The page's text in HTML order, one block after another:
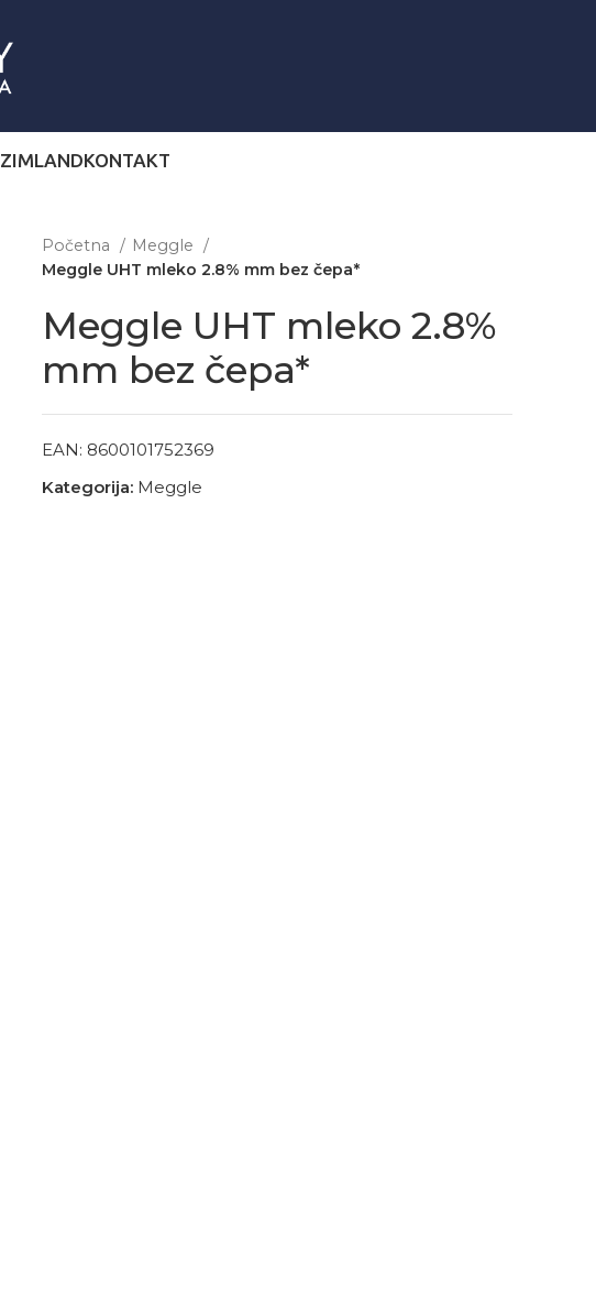
ZIMLANDKONTAKT
Početna
Meggle
Meggle UHT mleko 2.8% mm bez čepa*
Meggle UHT mleko 2.8%
mm bez čepa*
EAN: 8600101752369
Kategorija: Meggle